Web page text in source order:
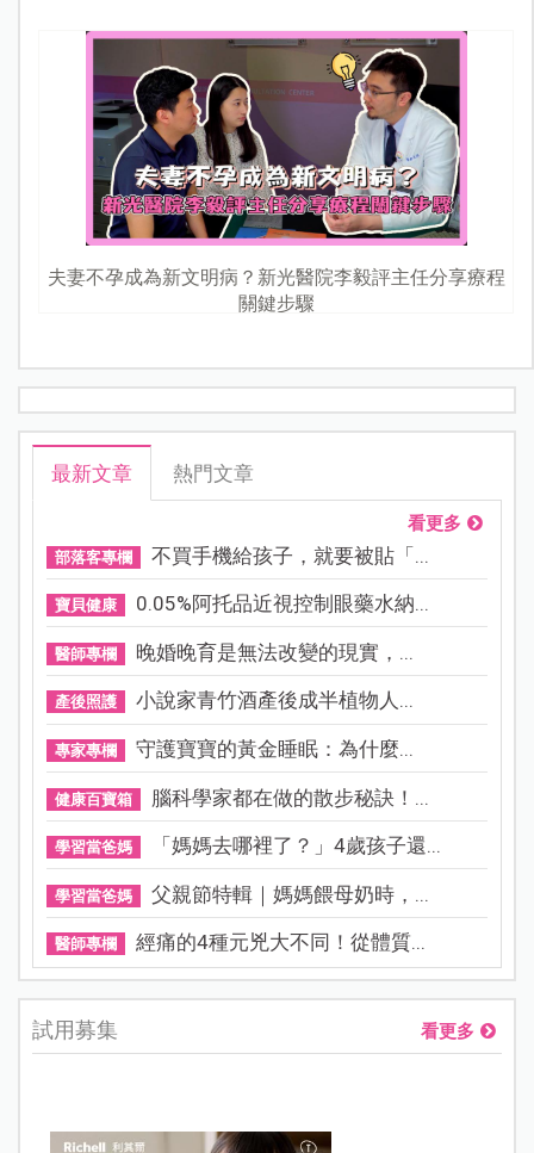
夫妻不孕成為新文明病？新光醫院李毅評主任分享療程
關鍵步驟
最新文章 熱門文章
看更多
部落客專欄 不買手機給孩子，就要被貼「...
寶貝健康 0.05%阿托品近視控制眼藥水納...
醫師專欄 晚婚晚育是無法改變的現實，...
產後照護 小說家青竹酒產後成半植物人...
專家專欄 守護寶寶的黃金睡眠：為什麼...
健康百寶箱 腦科學家都在做的散步秘訣！...
學習當爸媽 「媽媽去哪裡了？」4歲孩子還...
學習當爸媽 父親節特輯｜媽媽餵母奶時，...
醫師專欄 經痛的4種元兇大不同！從體質...
試用募集 看更多